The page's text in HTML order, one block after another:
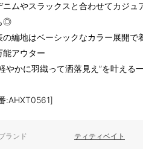
ニムやスラックスと合わせてカジ
◎
の編地はベーシックなカラー展開
能アウター
軽やかに羽織って洒落見え”を叶える
:AHXT0561]
ランド ティティベイト